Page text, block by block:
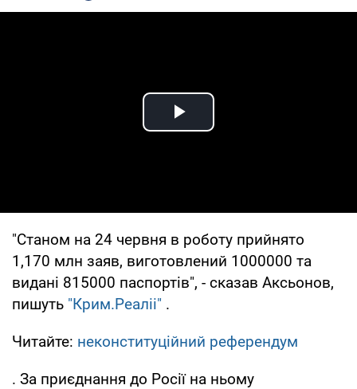
Play Video
"Станом на 24 червня в роботу прийнято
1,170 млн заяв, виготовлений 1000000 та
видані 815000 паспортів", - сказав Аксьонов,
пишуть "Крим.Реаліі" .
Читайте: неконституційний референдум
. За приєднання до Росії на ньому